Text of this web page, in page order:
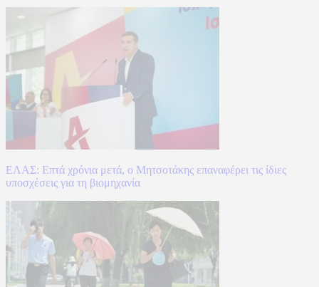
ΕΛΑΣ: Επτά χρόνια μετά, ο Μητσοτάκης επαναφέρει τις ίδιες
υποσχέσεις για τη βιομηχανία